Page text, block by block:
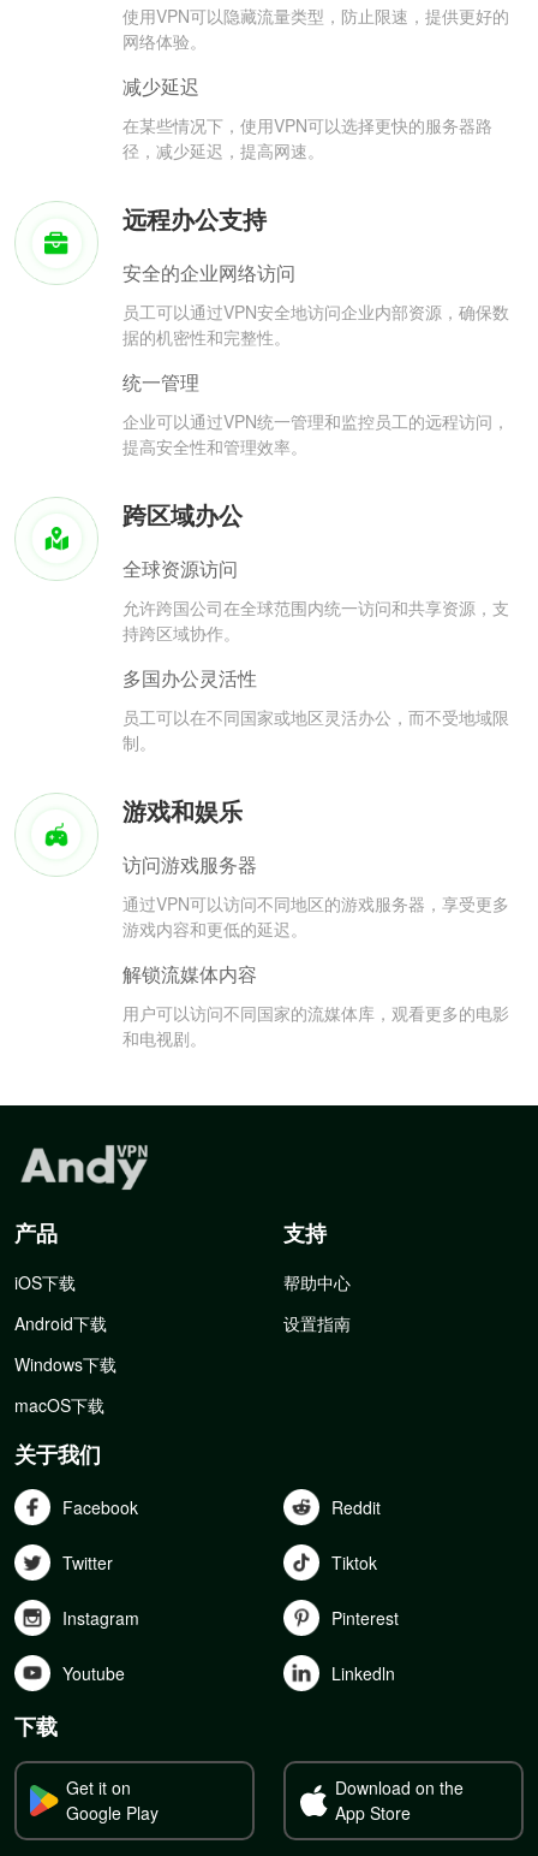
使用VPN可以隐藏流量类型，防止限速，提供更好的
网络体验。
减少延迟
在某些情况下，使用VPN可以选择更快的服务器路
径，减少延迟，提高网速。
远程办公支持
安全的企业网络访问
员工可以通过VPN安全地访问企业内部资源，确保数
据的机密性和完整性。
统一管理
企业可以通过VPN统一管理和监控员工的远程访问，
提高安全性和管理效率。
跨区域办公
全球资源访问
允许跨国公司在全球范围内统一访问和共享资源，支
持跨区域协作。
多国办公灵活性
员工可以在不同国家或地区灵活办公，而不受地域限
制。
游戏和娱乐
访问游戏服务器
通过VPN可以访问不同地区的游戏服务器，享受更多
游戏内容和更低的延迟。
解锁流媒体内容
用户可以访问不同国家的流媒体库，观看更多的电影
和电视剧。
产品
iOS下载
Android下载
Windows下载
macOS下载
支持
帮助中心
设置指南
关于我们
Facebook Reddit
Twitter Tiktok
Instagram Pinterest
Youtube Linkedln
下载
Get it on
Google Play
Download on the
App Store